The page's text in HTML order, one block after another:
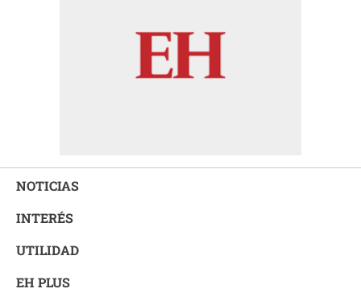
NOTICIAS
INTERÉS
UTILIDAD
EH PLUS